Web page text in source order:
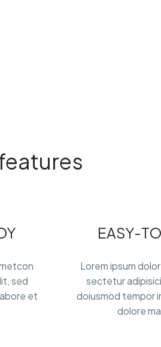
sed
et
EASY-
Lorem ipsum
sectetur
doiusmod tempor
dolore